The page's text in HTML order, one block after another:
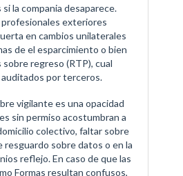
la compania desaparece.
exteriores
en cambios unilaterales
de el esparcimiento o bien
regreso (RTP), cual
por terceros.
vigilante es una opacidad
sin permiso acostumbran a
colectivo, faltar sobre
resguardo sobre datos o en la
reflejo. En caso de que las
Formas resultan confusos,